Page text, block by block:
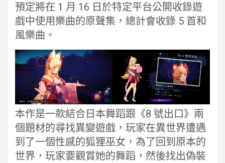
預定將在 1 月 16 日於特定平台公開收錄遊
戲中使用樂曲的原聲集，總計會收錄 5 首和
風樂曲。
本作是一款結合日本舞蹈跟《8 號出口》兩
個題材的尋找異變遊戲，玩家在異世界遭遇
到了一個性感的狐狸巫女，為了回到原本的
世界，玩家要觀賞她的舞蹈，然後找出偽裝